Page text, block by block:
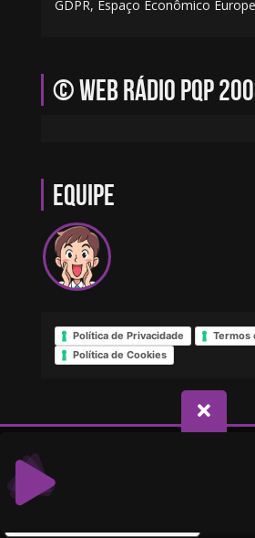
GDPR, Espaço Econômico
© Web Rádio PQP
Equipe
Política de Privacidade
Termos
Política de Cookies
© Direitos reservados - Web Rádio PQP